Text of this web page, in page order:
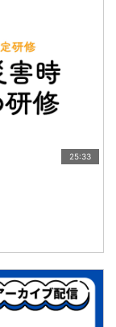
25:33